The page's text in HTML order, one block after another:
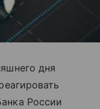
дня
России